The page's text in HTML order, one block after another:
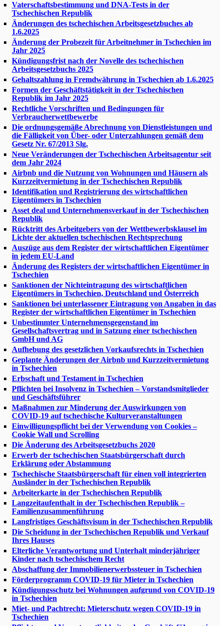
Vaterschaftsbestimmung und DNA-Tests in der
Tschechischen Republik
Änderungen des tschechischen Arbeitsgesetzbuches ab
1.6.2025
Änderung der Probezeit für Arbeitnehmer in Tschechien im
Jahr 2025
Kündigungsfrist nach der Novelle des tschechischen
Arbeitsgesetzbuchs 2025
Gehaltszahlung in Fremdwährung in Tschechien ab 1.6.2025
Formen der Geschäftstätigkeit in der Tschechischen
Republik im Jahr 2025
Rechtliche Vorschriften und Bedingungen für
Verbraucherwettbewerbe
Die ordnungsgemäße Abrechnung von Dienstleistungen und
die Fälligkeit von Über- oder Unterzahlungen gemäß dem
Gesetz Nr. 67/2013 Slg.
Neue Veränderungen der Tschechischen Arbeitsagentur seit
dem Jahr 2024
Airbnb und die Nutzung von Wohnungen und Häusern als
Kurzzeitvermietung in der Tschechischen Republik
Identifikation und Registrierung des wirtschaftlichen
Eigentümers in Tschechien
Asset deal und Unternehmensverkauf in der Tschechischen
Republik
Rücktritt des Arbeitgebers von der Wettbewerbsklausel im
Lichte der aktuellen tschechischen Rechtsprechung
Auszüge aus dem Register der wirtschaftlichen Eigentümer
in jedem EU-Land
Änderung des Registers der wirtschaftlichen Eigentümer in
Tschechien
Sanktionen der Nichteintragung des wirtschaftlichen
Eigentümers in Tschechien, Deutschland und Österreich
Sanktionen bei unterlassener Eintragung von Angaben in das
Register der wirtschaftlichen Eigentümer in Tschechien
Unbestimmter Unternehmensgegenstand im
Gesellschaftsvertrag und in Satzung einer tschechischen
GmbH und AG
Aufhebung des gesetzlichen Vorkaufsrechts in Tschechien
Geplante Änderungen der Airbnb und Kurzzeitvermietung
in Tschechien
Erbschaft und Testament in Tschechien
Pflichten bei Insolvenz in Tschechien – Vorstandsmitglieder
und Geschäftsführer
Maßnahmen zur Minderung der Auswirkungen von
COVID-19 auf tschechische Kulturveranstaltungen
Einwilligungspflicht bei der Verwendung von Cookies –
Cookie Wall und Scrolling
Die Änderung des Arbeitsgesetzbuchs 2020
Erwerb der tschechischen Staatsbürgerschaft durch
Erklärung oder Abstammung
Tschechische Staatsbürgerschaft für einen voll integrierten
Ausländer in der Tschechischen Republik
Arbeiterkarte in der Tschechischen Republik
Langzeitaufenthalt in der Tschechischen Republik –
Familienzusammenführung
Langfristiges Geschäftsvisum in der Tschechischen Republik
Die Scheidung in der Tschechischen Republik und Verkauf
Ihres Hauses
Elterliche Verantwortung und Unterhalt minderjähriger
Kinder nach tschechischem Recht
Abschaffung der Immobilienerwerbssteuer in Tschechien
Förderprogramm COVID-19 für Mieter in Tschechien
Kündigungsschutz bei Wohnungen aufgrund von COVID-19
in Tschechien
Miet- und Pachtrecht: Mieterschutz wegen COVID-19 in
Tschechien